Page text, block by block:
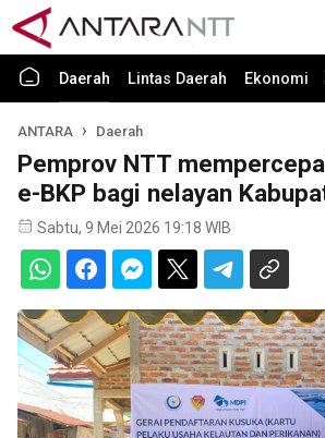
Daerah Lintas Daerah Ekonomi
ANTARA Daerah
Pemprov NTT
e-BKP bagi nelayan
Sabtu, 9 Mei 2026 19:18 WIB